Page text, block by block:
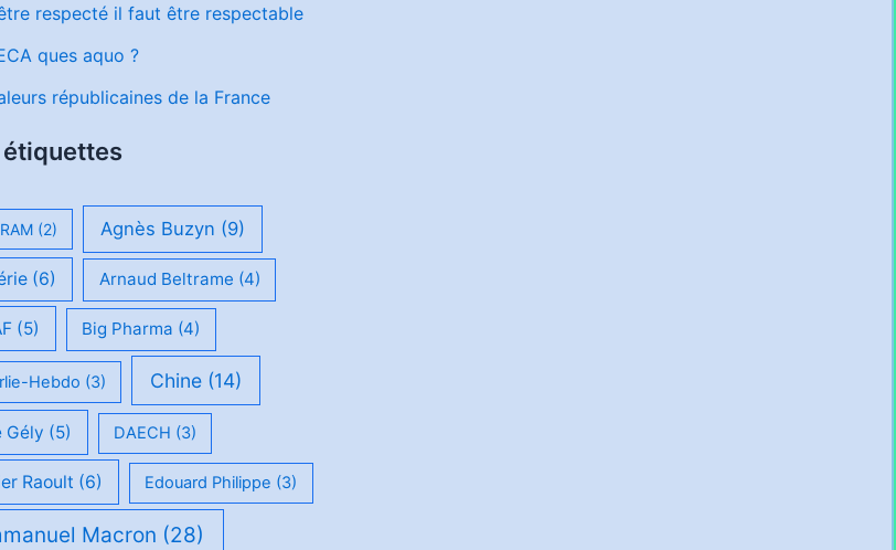
respecté il faut être respectable
ques aquo ?
républicaines de la France
étiquettes
(2) Agnès Buzyn (9)
(6) Arnaud Beltrame (4)
(5) Big Pharma (4)
Hebdo (3) Chine(14)
Gély (5) DAECH (3)
Raoult (6) Edouard Philippe (3)
Macron (28)